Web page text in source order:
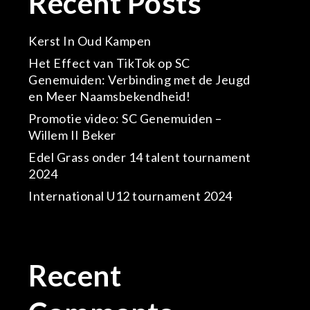
Kerst In Oud Kampen
Het Effect van TikTok op SC
Genemuiden: Verbinding met de Jeugd
en Meer Naamsbekendheid!
Promotie video: SC Genemuiden –
Willem II Beker
Edel Grass onder 14 talent tournament
2024
International U12 tournament 2024
Recent